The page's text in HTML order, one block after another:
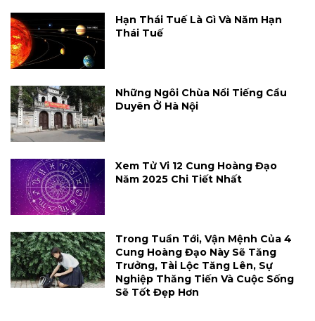
Hạn Thái Tuế Là Gì Và Năm Hạn
Thái Tuế
Những Ngôi Chùa Nổi Tiếng Cầu
Duyên Ở Hà Nội
Xem Tử Vi 12 Cung Hoàng Đạo
Năm 2025 Chi Tiết Nhất
Trong Tuần Tới, Vận Mệnh Của 4
Cung Hoàng Đạo Này Sẽ Tăng
Trưởng, Tài Lộc Tăng Lên, Sự
Nghiệp Thăng Tiến Và Cuộc Sống
Sẽ Tốt Đẹp Hơn